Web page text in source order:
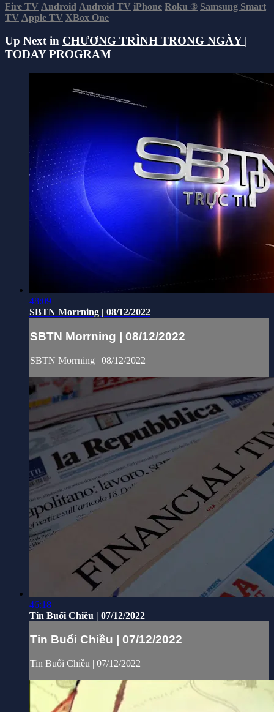
Fire TV Android Android TV iPhone Roku ® Samsung Smart
TV Apple TV XBox One
Up Next in CHƯƠNG TRÌNH TRONG NGÀY |
TODAY PROGRAM
48:09
SBTN Morrning | 08/12/2022
SBTN Morrning | 08/12/2022
SBTN Morrning | 08/12/2022
46:18
Tin Buổi Chiều | 07/12/2022
Tin Buổi Chiều | 07/12/2022
Tin Buổi Chiều | 07/12/2022